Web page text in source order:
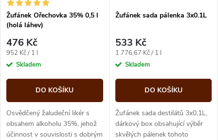
Žufánek Ořechovka 35% 0,5 l
(holá láhev)
476 Kč
Měrná
cena:
952 Kč / 1 l
Skladem
DO KOŠÍKU
Osvědčený žaludeční likér s
obsahem alkoholu 35%, jehož
účinnost v souvislosti s dobrým
Žufánek sada pálenka 3x0.1L
533 Kč
Měrná
cena:
1 776,67 Kč / 1 l
Skladem
DO KOŠÍKU
Žufánek sada destilátů 3x0,1L,
dárkový box obsahující výběr
skvělých pálenek tohoto